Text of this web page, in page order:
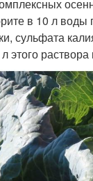
в 10 л воды
сульфата
этого